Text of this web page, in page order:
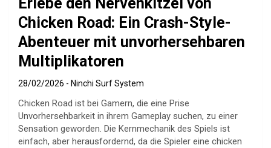
Chicken Road: Ein Crash-Style-
Abenteuer mit unvorhersehbaren
Multiplikatoren
28/02/2026 Ninchi Surf System
Chicken Road ist bei Gamern, die eine Prise
Unvorhersehbarkeit in ihrem Gameplay suchen, zu einer
Sensation geworden. Die Kernmechanik des Spiels ist
einfach, aber herausfordernd, da die Spieler eine chicken